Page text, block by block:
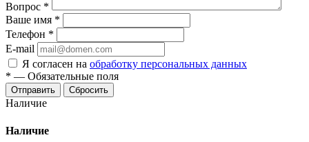
Вопрос *
Ваше имя *
Телефон *
E-mail
Я согласен на обработку персональных данных
* — Обязательные поля
Отправить Сбросить
Наличие
Наличие